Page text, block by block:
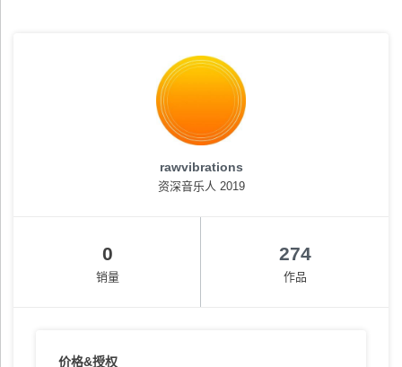
rawvibrations
资深音乐人 2019
0
销量
274
作品
价格&授权